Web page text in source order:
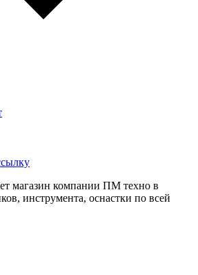
магазин компании ПМ техно в
инструмента, оснастки по всей